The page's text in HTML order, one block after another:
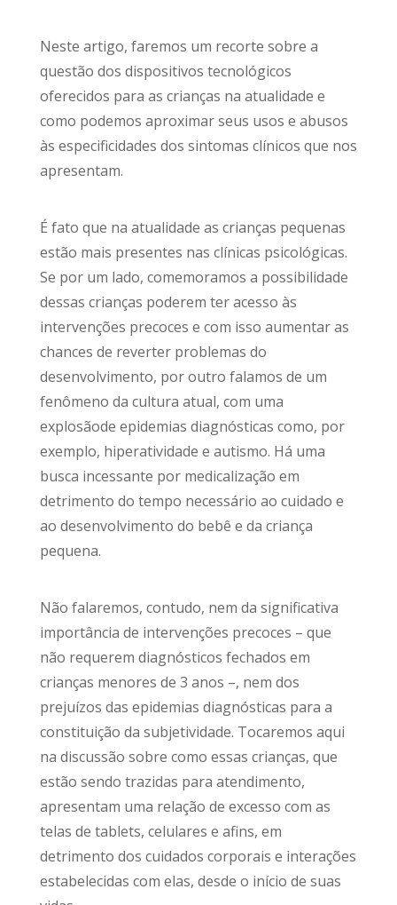
Neste artigo, faremos um recorte sobre a
questão dos dispositivos tecnológicos
oferecidos para as crianças na atualidade e
como podemos aproximar seus usos e abusos
às especificidades dos sintomas clínicos que nos
apresentam.
É fato que na atualidade as crianças pequenas
estão mais presentes nas clínicas psicológicas.
Se por um lado, comemoramos a possibilidade
dessas crianças poderem ter acesso às
intervenções precoces e com isso aumentar as
chances de reverter problemas do
desenvolvimento, por outro falamos de um
fenômeno da cultura atual, com uma
explosãode epidemias diagnósticas como, por
exemplo, hiperatividade e autismo. Há uma
busca incessante por medicalização em
detrimento do tempo necessário ao cuidado e
ao desenvolvimento do bebê e da criança
pequena.
Não falaremos, contudo, nem da significativa
importância de intervenções precoces – que
não requerem diagnósticos fechados em
crianças menores de 3 anos –, nem dos
prejuízos das epidemias diagnósticas para a
constituição da subjetividade. Tocaremos aqui
na discussão sobre como essas crianças, que
estão sendo trazidas para atendimento,
apresentam uma relação de excesso com as
telas de tablets, celulares e afins, em
detrimento dos cuidados corporais e interações
estabelecidas com elas, desde o início de suas